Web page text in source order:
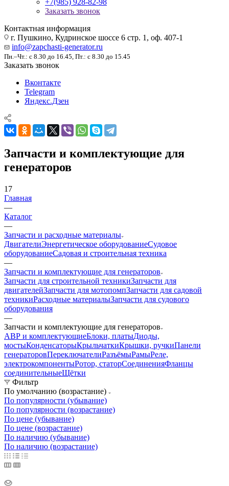
+7(985) 928-82-98
Заказать звонок
Контактная информация
г. Пушкино, Кудринское шоссе 6 стр. 1, оф. 407-1
info@zapchasti-generator.ru
Пн.–Чт.: с 8.30 до 16.45, Пт.: с 8.30 до 15.45
Заказать звонок
Вконтакте
Telegram
Яндекс.Дзен
Запчасти и комплектующие для
генераторов
17
Главная
—
Каталог
—
Запчасти и расходные материалы
ДвигателиЭнергетическое оборудованиеСудовое
оборудованиеСадовая и строительная техника
—
Запчасти и комплектующие для генераторов
Запчасти для строительной техникиЗапчасти для
двигателейЗапчасти для мотопомпЗапчасти для садовой
техникиРасходные материалыЗапчасти для судового
оборудования
—
Запчасти и комплектующие для генераторов
АВР и комплектующиеБлоки, платыДиоды,
мостыКонденсаторыКрыльчаткиКрышки, ручкиПанели
генераторовПереключателиРазъёмыРамыРеле,
электрокомпонентыРотор, статорСоединенияФланцы
соединительныеЩётки
Фильтр
По умолчанию (возрастание)
По популярности (убывание)
По популярности (возрастание)
По цене (убывание)
По цене (возрастание)
По наличию (убывание)
По наличию (возрастание)